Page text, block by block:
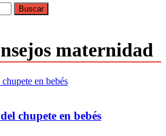
maternidad
chupete en bebés